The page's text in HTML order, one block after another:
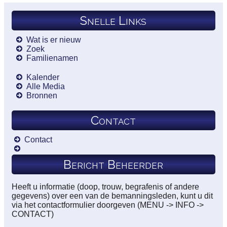
Snelle Links
Wat is er nieuw
Zoek
Familienamen
Kalender
Alle Media
Bronnen
Contact
Contact
Bericht Beheerder
Heeft u informatie (doop, trouw, begrafenis of andere
gegevens) over een van de bemanningsleden, kunt u dit
via het contactformulier doorgeven (MENU -> INFO ->
CONTACT)